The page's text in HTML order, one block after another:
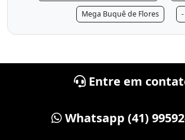
Mega Buquê de Flores -
Entre em
Whatsapp (41)